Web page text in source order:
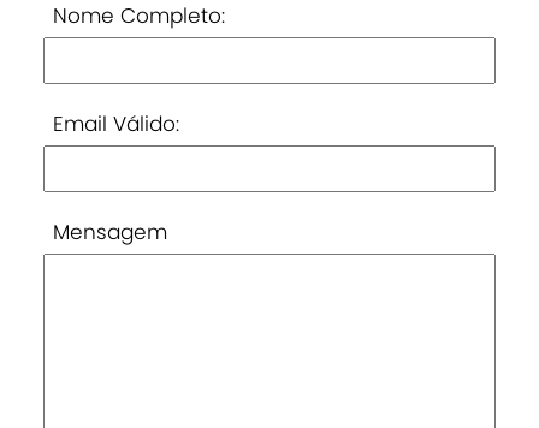
Nome Completo:
Email Válido:
Mensagem